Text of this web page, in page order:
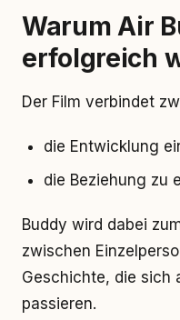
Warum Air
erfolgreich
Der Film verbindet
die Entwicklung
die Beziehung zu
Buddy wird dabei
zwischen
Geschichte, die sich
passieren.